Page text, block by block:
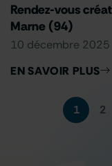
Rendez-vous
Marne (94)
10 décembre 2025
EN SAVOIR PLUS
1 2